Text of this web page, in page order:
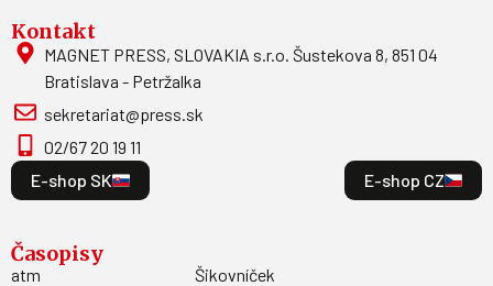
Kontakt
MAGNET PRESS, SLOVAKIA s.r.o. Šustekova 8, 851 04
Bratislava - Petržalka
sekretariat@press.sk
02/67 20 19 11
E-shop SK
E-shop CZ
Časopisy
atm
Šikovníček